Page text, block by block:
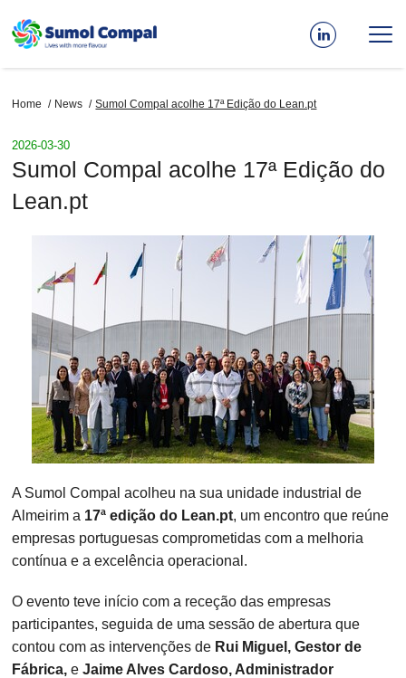
Breadcrumb
Home News Sumol Compal acolhe 17ª Edição do Lean.pt
2026-03-30
Sumol Compal acolhe 17ª Edição do
Lean.pt
A Sumol Compal acolheu na sua unidade industrial de
Almeirim a 17ª edição do Lean.pt, um encontro que reúne
empresas portuguesas comprometidas com a melhoria
contínua e a excelência operacional.
O evento teve início com a receção das empresas
participantes, seguida de uma sessão de abertura que
contou com as intervenções de Rui Miguel, Gestor de
Fábrica, eJaime Alves Cardoso, Administrador